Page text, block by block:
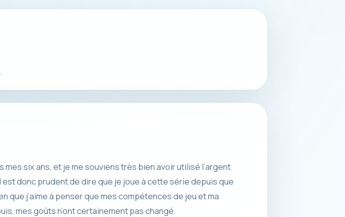
six ans, et je me souviens très bien avoir utilisé l’argent
est donc prudent de dire que je joue à cette série depuis que
que j’aime à penser que mes compétences de jeu et ma
mes goûts n’ont certainement pas changé.